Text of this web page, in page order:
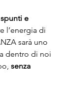
spunti e
l’energia di
sarà uno
dentro di noi
senza